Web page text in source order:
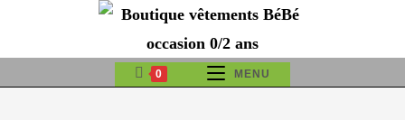
content
0 MENU